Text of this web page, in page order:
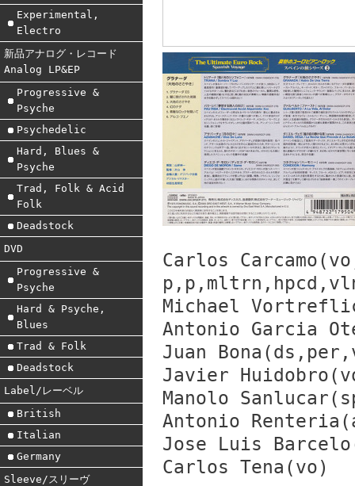
Experimental,
Electro
新品アナログ・レコード
Analog LP&EP
Progressive &
Psyche
Psychedelic
Hard, Blues &
Psyche
Trad, Folk & Acid
Folk
Deadstock
DVD
Progressive &
Psyche
Hard & Psyche,
Blues
Trad & Folk
Deadstock
Label/レーベル
British
Italian
Germany
Sleeve/スリーヴ
Carlos
Michael
Antonio Garcia
Juan
Javier
Manolo
Antonio
Jose Luis
Carlos Tena(vo)